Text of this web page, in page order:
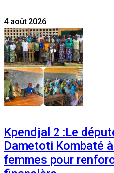
4 août 2026
Kpendjal 2 :Le
Dametoti Kombaté
femmes pour